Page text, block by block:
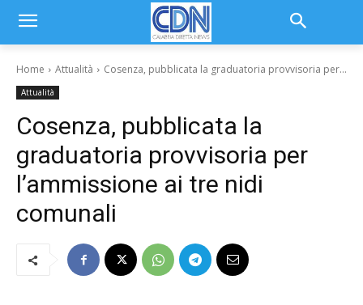
Home Attualità Cosenza, pubblicata la graduatoria provvisoria per...
Attualità
Cosenza, pubblicata la
graduatoria provvisoria per
l’ammissione ai tre nidi
comunali